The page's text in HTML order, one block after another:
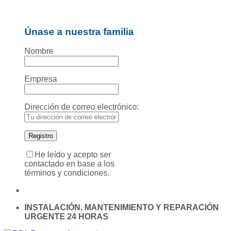
Únase a nuestra familia
Nombre
Empresa
Dirección de correo electrónico:
He leído y acepto ser
contactado en base a los
términos y condiciones.
INSTALACIÓN, MANTENIMIENTO Y REPARACIÓN
URGENTE 24 HORAS